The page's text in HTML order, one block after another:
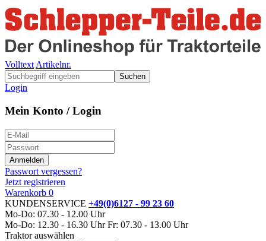
Volltext Artikelnr.
Suchen
Login
Mein Konto / Login
Passwort vergessen?
Jetzt registrieren
Warenkorb 0
KUNDENSERVICE +49(0)6127 - 99 23 60
Mo-Do: 07.30 - 12.00 Uhr
Mo-Do: 12.30 - 16.30 Uhr Fr: 07.30 - 13.00 Uhr
Traktor auswählen